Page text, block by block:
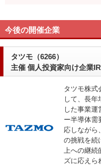
今後の開催企業
タツモ（6266）
主催 個人投資家向け企業
タツモ株式
して、長
した事業運
ー半導体需
応しながら
の挑戦を続
上への継
ズに応えら